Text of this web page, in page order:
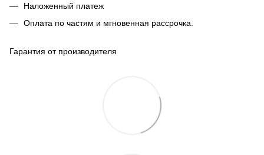
Наложенный платеж
Оплата по частям и мгновенная рассрочка.
Гарантия от производителя